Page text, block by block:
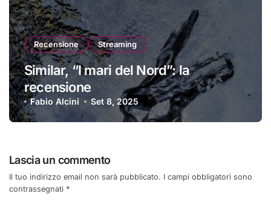
Recensione Streaming
Similar, “I mari del Nord”: la
recensione
Fabio Alcini Set 8, 2025
Lascia un commento
Il tuo indirizzo email non sarà pubblicato. I campi obbligatori sono
contrassegnati *